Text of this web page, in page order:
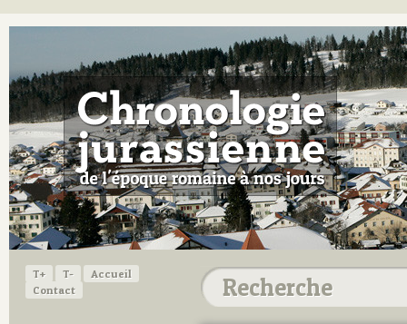
T+ T-
Accueil
Contact